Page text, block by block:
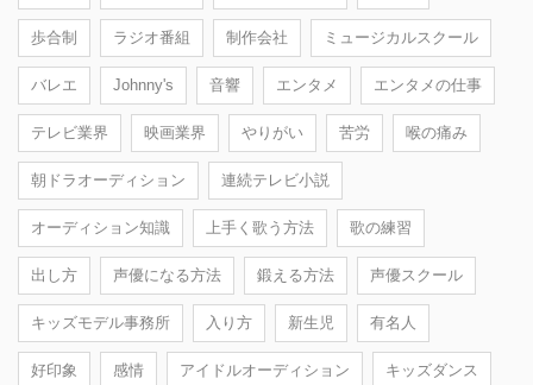
歩合制 ラジオ番組 制作会社 ミュージカルスクール
バレエ Johnny's 音響 エンタメ エンタメの仕事
テレビ業界 映画業界 やりがい 苦労 喉の痛み
朝ドラオーディション 連続テレビ小説
オーディション知識 上手く歌う方法 歌の練習
出し方 声優になる方法 鍛える方法 声優スクール
キッズモデル事務所 入り方 新生児 有名人
好印象 感情 アイドルオーディション キッズダンス